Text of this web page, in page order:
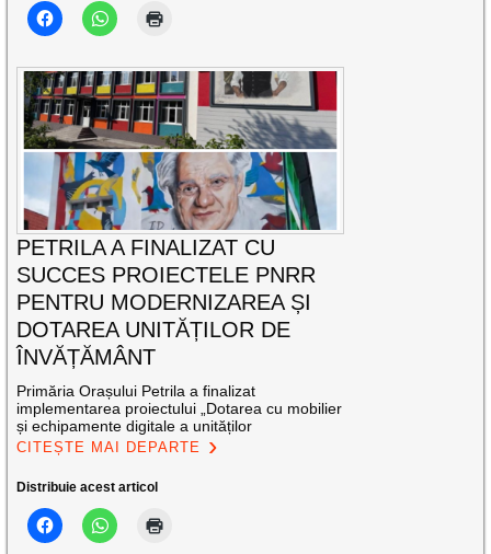
PETRILA A FINALIZAT CU
SUCCES PROIECTELE PNRR
PENTRU MODERNIZAREA ȘI
DOTAREA UNITĂȚILOR DE
ÎNVĂȚĂMÂNT
Primăria Orașului Petrila a finalizat
implementarea proiectului „Dotarea cu mobilier
și echipamente digitale a unităților
CITEȘTE MAI DEPARTE
Distribuie acest articol